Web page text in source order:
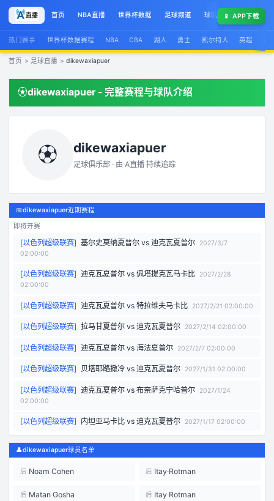
首页 NBA直播 世界杯数据 足球频道 球队榜 球星集锦
📱 APP下载
热门赛事 世界杯数据赛程 NBA CBA 湖人 勇士 凯尔特人 英超
首页 > 足球直播 > dikewaxiapuer
⚽dikewaxiapuer- 完整赛程与球队介绍
⚽ dikewaxiapuer
足球俱乐部 · 由 A直播 持续追踪
📅dikewaxiapuer近期赛程
即将开赛
[以色列超级联赛] 基尔史莫纳夏普尔vs 迪克瓦夏普尔
2027/3/7
02:00:00
[以色列超级联赛] 迪克瓦夏普尔vs 佩塔提克瓦马卡比
2027/2/28
02:00:00
[以色列超级联赛] 迪克瓦夏普尔vs 特拉维夫马卡比 2027/2/21 02:00:00
[以色列超级联赛] 拉马甘夏普尔vs 迪克瓦夏普尔 2027/2/14 02:00:00
[以色列超级联赛] 迪克瓦夏普尔vs 海法夏普尔 2027/2/7 02:00:00
[以色列超级联赛] 贝塔耶路撒冷vs 迪克瓦夏普尔 2027/1/31 02:00:00
[以色列超级联赛] 迪克瓦夏普尔vs 布奈萨克宁哈普尔
2027/1/24
02:00:00
[以色列超级联赛] 内坦亚马卡比vs 迪克瓦夏普尔 2027/1/17 02:00:00
👤dikewaxiapuer球员名单
后 Noam Cohen 后 Itay·Rotman
后 Matan Gosha 后 Itay Rotman